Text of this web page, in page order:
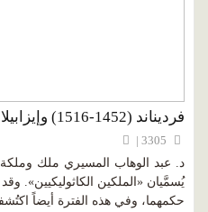
فرديناند (1452-1516) وإيزابيلا (1451-1504)
د. عبد الوهاب المسيري ملك وملكة
يُسمَّيان «الملكين الكاثوليكيين».
حكمهما، وفي هذه الفترة أيضاً